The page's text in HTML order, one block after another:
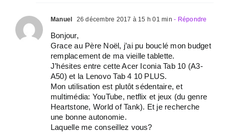
Manuel 26 décembre 2017 à 15 h 01 min - Répondre
Bonjour,
Grace au Père Noël, j’ai pu bouclé mon budget
remplacement de ma vieille tablette.
J’hésites entre cette Acer Iconia Tab 10 (A3-
A50) et la Lenovo Tab 4 10 PLUS.
Mon utilisation est plutôt sédentaire, et
multimédia: YouTube, netflix et jeux (du genre
Heartstone, World of Tank). Et je recherche
une bonne autonomie.
Laquelle me conseillez vous?